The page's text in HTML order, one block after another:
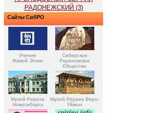
РАДОНЕЖСКИЙ (3)
Сайты СибРО
Учение
Живой Этики
Сибирское
Рериховское
Общество
Музей Рериха
Новосибирск
Музей Рериха Верх-
Уймон